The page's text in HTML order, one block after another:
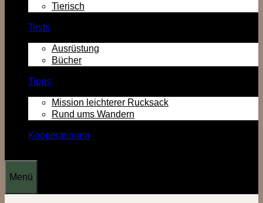
Tierisch
Tests
Ausrüstung
Bücher
Tipps
Mission leichterer Rucksack
Rund ums Wandern
Kooperationen
Menü